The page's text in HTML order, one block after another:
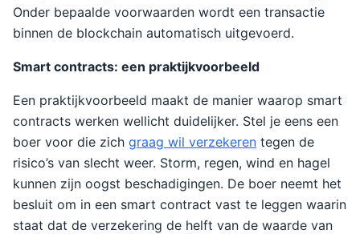
Onder bepaalde voorwaarden wordt een transactie
binnen de blockchain automatisch uitgevoerd.
Smart contracts: een praktijkvoorbeeld
Een praktijkvoorbeeld maakt de manier waarop smart
contracts werken wellicht duidelijker. Stel je eens een
boer voor die zich graag wil verzekeren tegen de
risico’s van slecht weer. Storm, regen, wind en hagel
kunnen zijn oogst beschadigingen. De boer neemt het
besluit om in een smart contract vast te leggen waarin
staat dat de verzekering de helft van de waarde van